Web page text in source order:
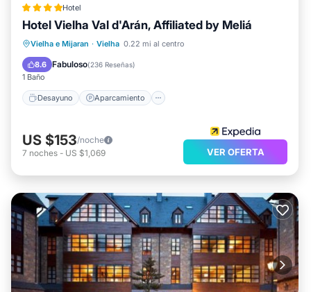
Hotel
Hotel Vielha Val d'Arán, Affiliated by Meliá
Vielha e Mijaran · Vielha 0.22 mi al centro
8.6 Fabuloso(236 Reseñas)
1 Baño
Desayuno Aparcamiento
Desayuno Aparcamiento
Spa
US $153/noche
7 noches - US $1,069 VER OFERTA